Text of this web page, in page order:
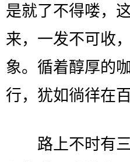
是就了不得喽，
来，一发不可收
象。循着醇厚的
行，犹如徜徉在
路上不时有三